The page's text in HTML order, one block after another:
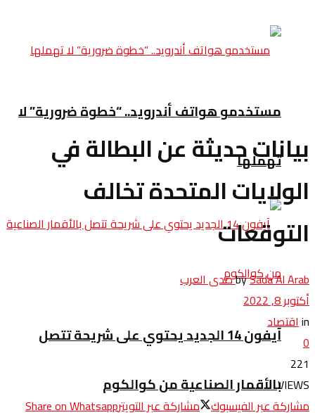
مستخدمو هواتف أندرويد.. “خطوة ضرورية” لا
تهملها
آيفون 14 الجديد يحتوي على شريحة تتصل
بالأقمار الصناعية من كوالكوم
بيانات حديثة عن البطالة في
الولايات المتحدة تخالف
التوقعات
bySada Al Arab صدى العرب
أكتوبر 8, 2022
inاقتصاد
0
221
VIEWS
مشاركة عبر الفيسبوك مشاركة عبر التويترShare on Whatsapp